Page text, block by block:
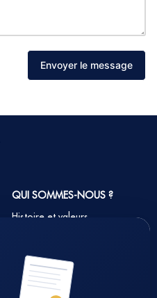
Envoyer le message
QUI SOMMES-NOUS ?
Histoire et valeurs
Nos partenaires
Notre méthode